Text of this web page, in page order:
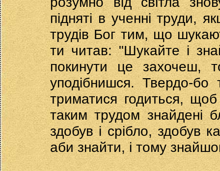
підняті в ученні труди,
трудів Бог тим, що
ти читав: "Шукайте і
покинути це захочеш,
уподібнишся. Твердо-бо
триматися годиться,
таким трудом знайдені
здобув і срібло, здобув
аби знайти, і тому